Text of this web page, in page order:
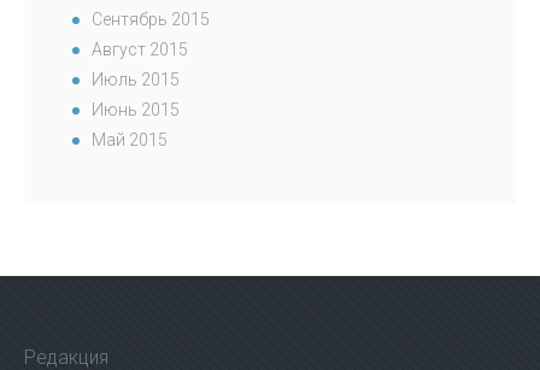
Сентябрь 2015
Август 2015
Июль 2015
Июнь 2015
Май 2015
Редакция